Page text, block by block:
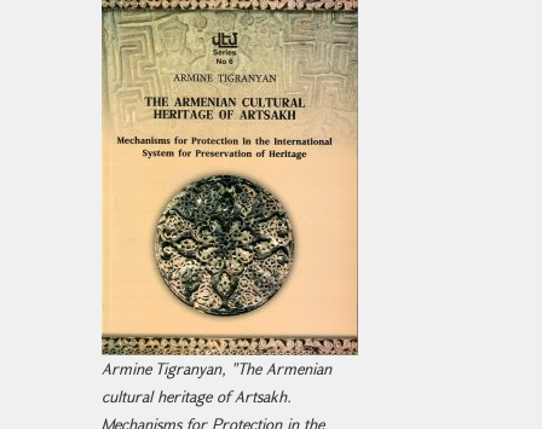
Armine Tigranyan, "The Armenian
cultural heritage of Artsakh.